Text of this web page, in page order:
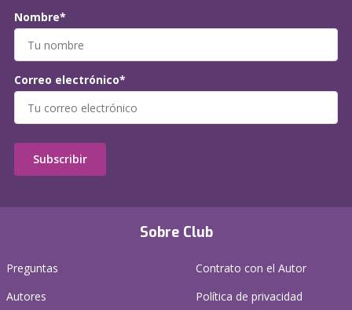
Sobre Club
Preguntas
Autores
Contrato con el Autor
Política de privacidad
Nombre*
Correo electrónico*
Subscribir